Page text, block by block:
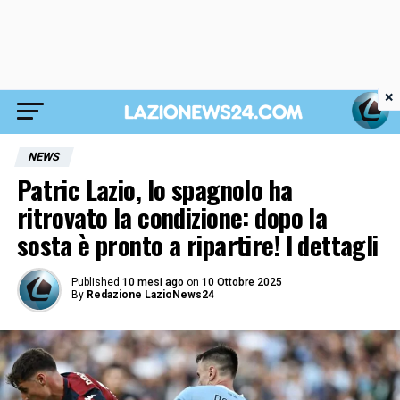
NEWS
Patric Lazio, lo spagnolo ha
ritrovato la condizione: dopo la
sosta è pronto a ripartire! I dettagli
Published 10 mesi ago on 10 Ottobre 2025
By Redazione LazioNews24
×